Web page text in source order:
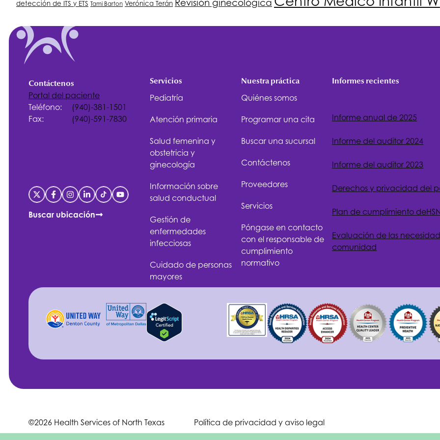
detección de ITS y ETS Tami Barton Verónica Terán Revisión ginecológica
Contáctenos
Portal del paciente
Teléfono:
(940)-381-1501
Fax:
(940)-591-7830
Buscar ubicación
Servicios
Pediatría
Atención primaria
Salud femenina y
obstetricia y
ginecología
Información sobre
salud conductual
Gestión de
enfermedades
infecciosas
Cuidado de personas
mayores
Nuestra práctica
Quiénes somos
Programar una cita
Buscar una sucursal
Contáctenos
Proveedores
Servicios
Póngase en contacto
con el responsable de
cumplimiento
normativo
Informes recientes
Informe anual de 2025
Informe del auditor 2024
Informe del auditor 2023
Derechos y privacidad del
Plan de cumplimiento de
Evaluación de las
comunidad
©2026 Health Services of North Texas Política de privacidad y aviso legal
English